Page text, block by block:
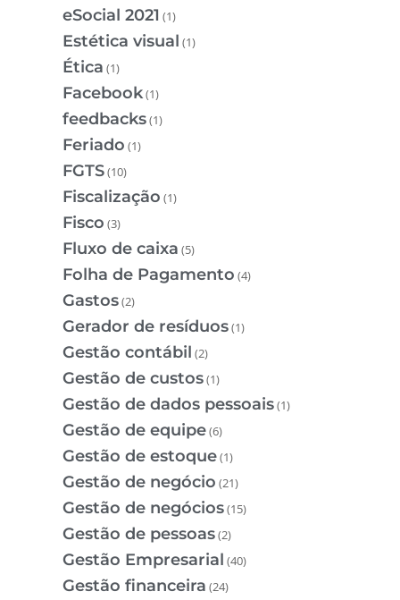
eSocial 2021 (1)
Estética visual (1)
Ética (1)
Facebook(1)
feedbacks(1)
Feriado (1)
FGTS(10)
Fiscalização (1)
Fisco (3)
Fluxo de caixa (5)
Folha de Pagamento (4)
Gastos(2)
Gerador de resíduos(1)
Gestão contábil (2)
Gestão de custos(1)
Gestão de dados pessoais(1)
Gestão de equipe(6)
Gestão de estoque(1)
Gestão de negócio (21)
Gestão de negócios(15)
Gestão de pessoas(2)
Gestão Empresarial (40)
Gestão financeira (24)